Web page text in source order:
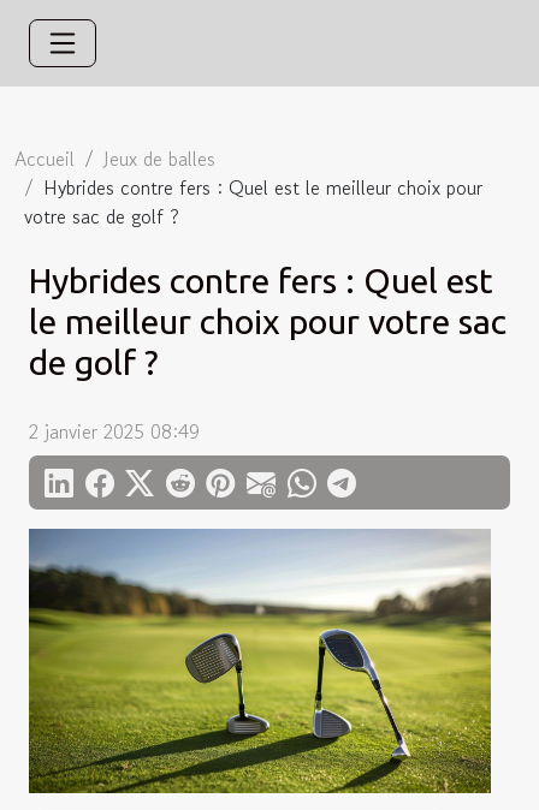
Accueil
Jeux de balles
Hybrides contre fers : Quel est le meilleur choix pour
votre sac de golf ?
Hybrides contre fers : Quel est
le meilleur choix pour votre sac
de golf ?
2 janvier 2025 08:49